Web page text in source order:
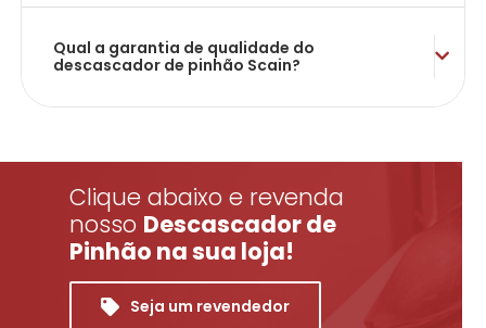
Qual a garantia de qualidade do
descascador de pinhão Scain?
Clique abaixo e revenda
nosso Descascador de
Pinhão na sua loja!
Seja um revendedor